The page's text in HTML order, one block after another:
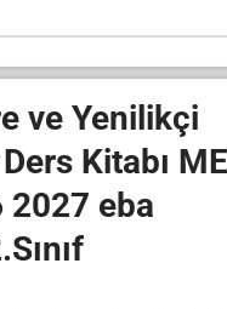
ve Yenilikçi
Kitabı
eba